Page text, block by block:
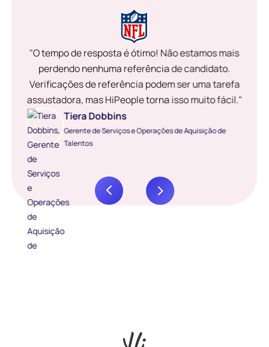
"O tempo de resposta é ótimo! Não estamos mais
perdendo nenhuma referência de candidato.
Verificações de referência podem ser uma tarefa
assustadora, mas HiPeople torna isso muito fácil."
Tiera Dobbins
Gerente de Serviços e Operações de Aquisição de
Talentos